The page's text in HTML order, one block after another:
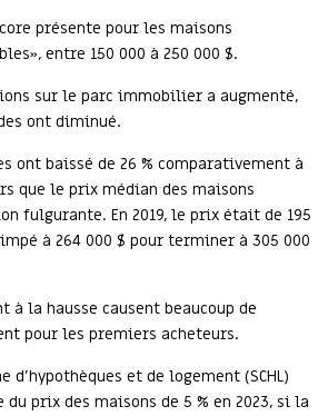
présente pour les maisons
entre 150 000 à 250 000 $.
sur le parc immobilier a augmenté,
ont diminué.
ont baissé de 26 % comparativement à
que le prix médian des maisons
fulgurante. En 2019, le prix était de 195
à 264 000 $ pour terminer à 305 000
à la hausse causent beaucoup de
pour les premiers acheteurs.
d’hypothèques et de logement (SCHL)
du prix des maisons de 5 % en 2023, si la